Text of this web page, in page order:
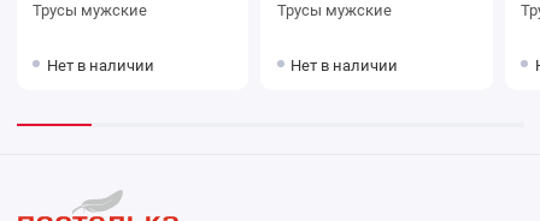
Трусы мужские
Нет в наличии
Трусы мужские
Нет в наличии